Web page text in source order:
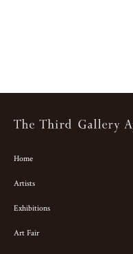
Home
Artists
Exhibitions
Art Fair